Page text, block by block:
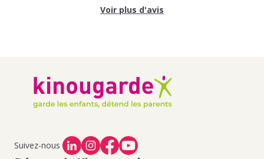
Voir plus d'avis
Suivez-nous